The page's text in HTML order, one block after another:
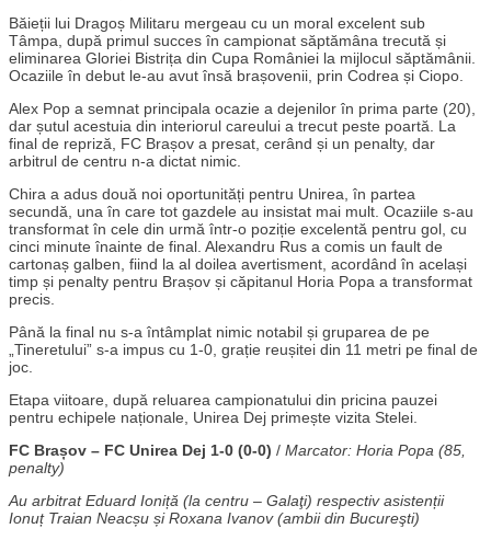
Băieții lui Dragoș Militaru mergeau cu un moral excelent sub
Tâmpa, după primul succes în campionat săptămâna trecută și
eliminarea Gloriei Bistrița din Cupa României la mijlocul săptămânii.
Ocaziile în debut le-au avut însă brașovenii, prin Codrea și Ciopo.
Alex Pop a semnat principala ocazie a dejenilor în prima parte (20),
dar șutul acestuia din interiorul careului a trecut peste poartă. La
final de repriză, FC Brașov a presat, cerând și un penalty, dar
arbitrul de centru n-a dictat nimic.
Chira a adus două noi oportunități pentru Unirea, în partea
secundă, una în care tot gazdele au insistat mai mult. Ocaziile s-au
transformat în cele din urmă într-o poziție excelentă pentru gol, cu
cinci minute înainte de final. Alexandru Rus a comis un fault de
cartonaș galben, fiind la al doilea avertisment, acordând în același
timp și penalty pentru Brașov și căpitanul Horia Popa a transformat
precis.
Până la final nu s-a întâmplat nimic notabil și gruparea de pe
„Tineretului” s-a impus cu 1-0, grație reușitei din 11 metri pe final de
joc.
Etapa viitoare, după reluarea campionatului din pricina pauzei
pentru echipele naționale, Unirea Dej primește vizita Stelei.
FC Brașov – FC Unirea Dej 1-0 (0-0) / Marcator: Horia Popa (85,
penalty)
Au arbitrat Eduard Ioniță (la centru – Galaţi) respectiv asistenții
Ionuț Traian Neacșu și Roxana Ivanov (ambii din Bucureşti)